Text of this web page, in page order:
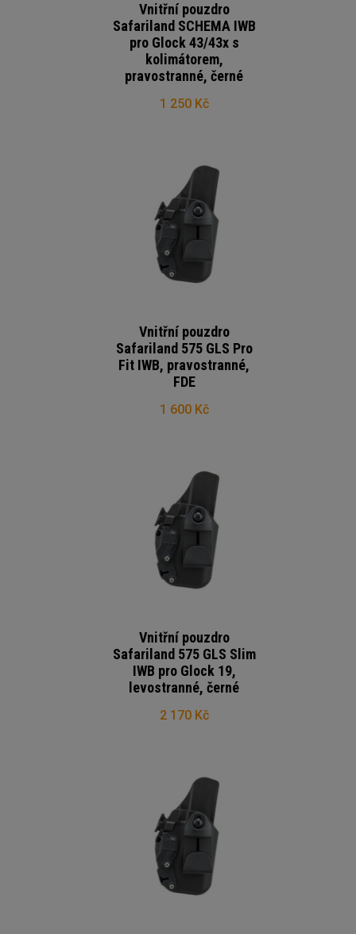
Vnitřní pouzdro
Safariland SCHEMA IWB
pro Glock 43/43x s
kolimátorem,
pravostranné, černé
1 250 Kč
Vnitřní pouzdro
Safariland 575 GLS Pro
Fit IWB, pravostranné,
FDE
1 600 Kč
Vnitřní pouzdro
Safariland 575 GLS Slim
IWB pro Glock 19,
levostranné, černé
2 170 Kč